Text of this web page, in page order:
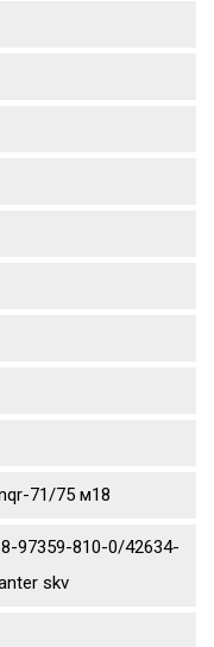
71/75 м18
97359-810-0/42634-
skv